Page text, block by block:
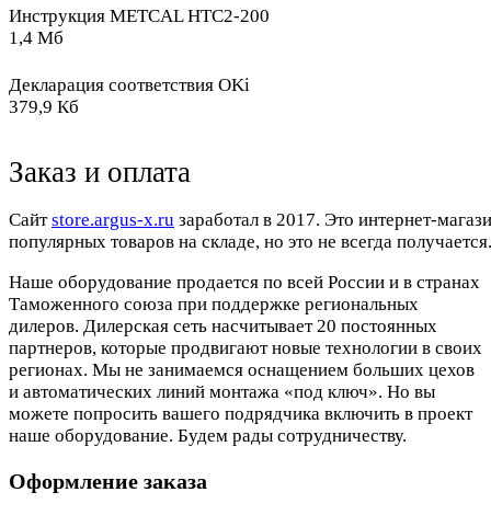
Инструкция METCAL HTC2-200
1,4 Мб
Декларация соответствия OKi
379,9 Кб
Заказ и оплата
Cайтstore.argus-x.ru заработал в 2017. Это интернет-
популярных товаров на складе, но это не всегда
Наше оборудование продается по всей России и в странах
Таможенного союза при поддержке региональных
дилеров. Дилерская сеть насчитывает 20 постоянных
партнеров, которые продвигают новые технологии в своих
регионах. Мы не занимаемся оснащением больших цехов
и автоматических линий монтажа «под ключ». Но вы
можете попросить вашего подрядчика включить в проект
наше оборудование. Будем рады сотрудничеству.
Оформление заказа